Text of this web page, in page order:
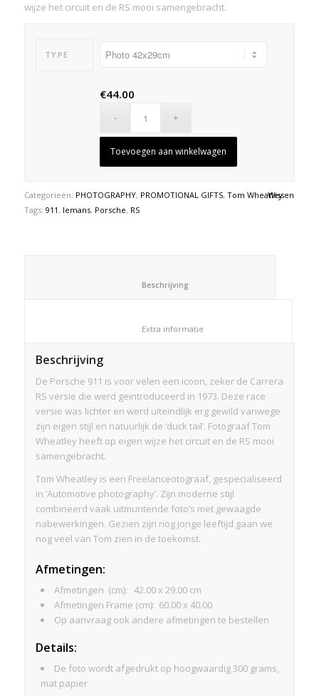
wijze het circuit en de RS mooi samengebracht.
TYPE
Wissen
€44.00
Toevoegen aan winkelwagen
Categorieën: PHOTOGRAPHY, PROMOTIONAL GIFTS, Tom Wheatley
Tags: 911 , lemans, Porsche, RS
Beschrijving
De Porsche 911 is voor velen een icoon, zeker de Carrera
RS versie die werd geintroduceerd in 1973. Deze race
versie was lichter en werd uiteindlijk erg gewild vanwege
zijn eigen stijl en natuurlijk de ‘duck tail’. Fotograaf Tom
Wheatley heeft op eigen wijze het circuit en de RS mooi
samengebracht.
Tom Wheatley is een Freelanceotograaf, gespecialiseerd
in ‘Automotive photography’. Zijn moderne stijl
combineerd vaak uitmuntende foto’s met gewaagde
nabewerkingen. Gezien zijn nog jonge leeftijd gaan we
nog veel van Tom zien in de toekomst.
Afmetingen:
Afmetingen (cm): 42.00 x 29.00 cm
Afmetingen Frame (cm): 60.00 x 40.00
Op aanvraag ook andere afmetingen te bestellen
Details:
De foto wordt afgedrukt op hoogwaardig 300 grams,
mat papier